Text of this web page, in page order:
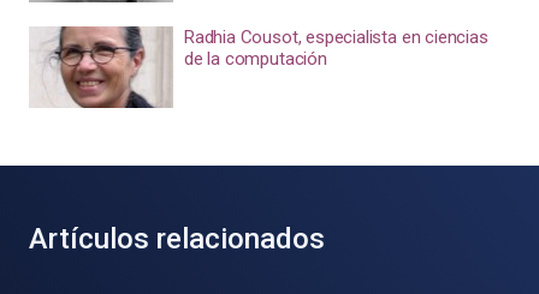
Radhia Cousot, especialista en ciencias
de la computación
Artículos relacionados